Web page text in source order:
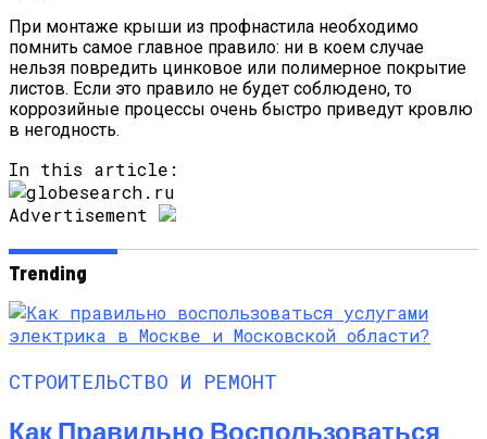
При монтаже крыши из профнастила необходимо
помнить самое главное правило: ни в коем случае
нельзя повредить цинковое или полимерное покрытие
листов. Если это правило не будет соблюдено, то
коррозийные процессы очень быстро приведут кровлю
в негодность.
In this article:
Advertisement
Trending
СТРОИТЕЛЬСТВО И РЕМОНТ
Как Правильно Воспользоваться